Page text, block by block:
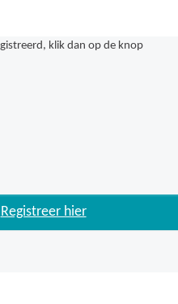
klik dan op de knop
Registreer hier